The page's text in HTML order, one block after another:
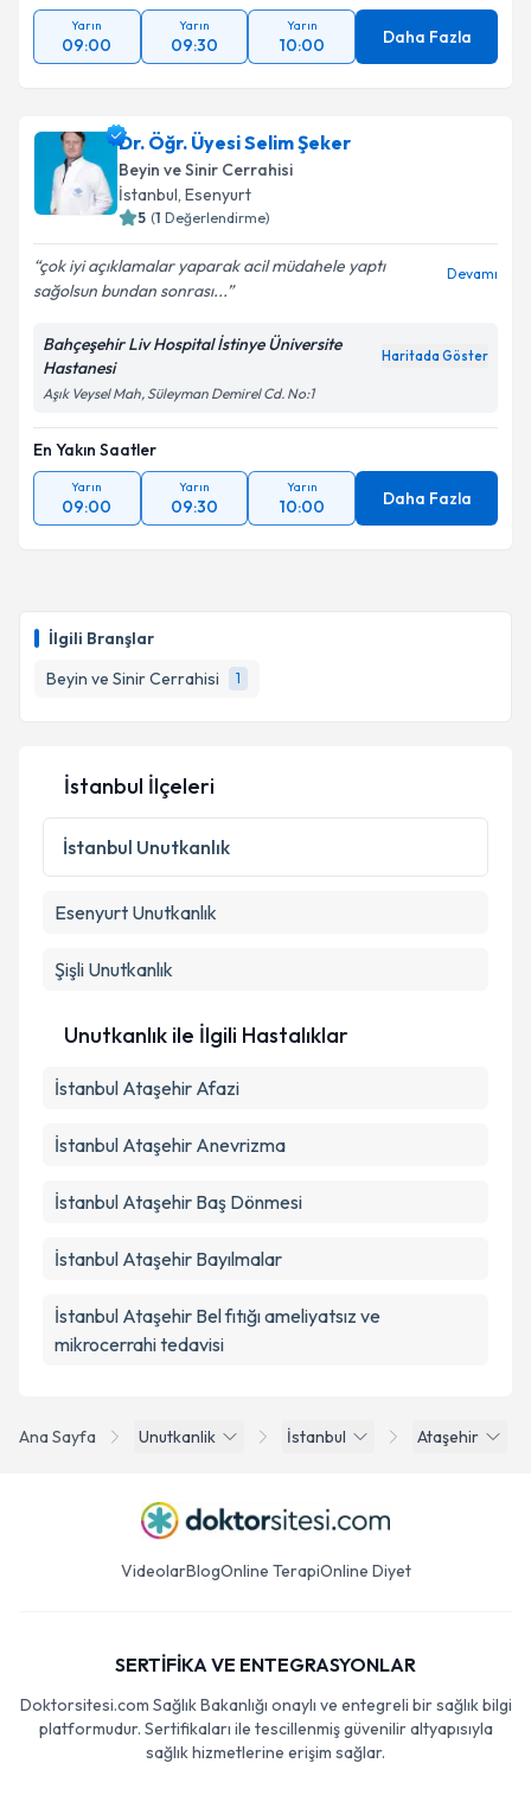
İlgili Branşlar
Beyin ve Sinir Cerrahisi
1
Yarın
09:00
Yarın
09:30
Yarın
10:00 Daha Fazla
Dr. Öğr. Üyesi Selim Şeker
Beyin ve Sinir Cerrahisi
İstanbul, Esenyurt
5 (1 Değerlendirme)
çok iyi açıklamalar yaparak acil müdahele yaptı
sağolsun bundan sonrası...
Devamı
Bahçeşehir Liv Hospital İstinye Üniversite
Hastanesi
Haritada Göster
Aşık Veysel Mah, Süleyman Demirel Cd. No:1
En Yakın Saatler
Yarın
09:00
Yarın
09:30
Yarın
10:00 Daha Fazla
Ana Sayfa Unutkanlik İstanbul Ataşehir
İstanbul İlçeleri
İstanbul Unutkanlık
Esenyurt Unutkanlık
Şişli Unutkanlık
Unutkanlık ile İlgili Hastalıklar
İstanbul Ataşehir Afazi
İstanbul Ataşehir Anevrizma
İstanbul Ataşehir Baş Dönmesi
İstanbul Ataşehir Bayılmalar
İstanbul Ataşehir Bel fıtığı ameliyatsız ve
mikrocerrahi tedavisi
VideolarBlogOnline TerapiOnline Diyet
SERTİFİKA VE ENTEGRASYONLAR
Doktorsitesi.com Sağlık Bakanlığı onaylı ve entegreli bir sağlık bilgi
platformudur. Sertifikaları ile tescillenmiş güvenilir altyapısıyla
sağlık hizmetlerine erişim sağlar.